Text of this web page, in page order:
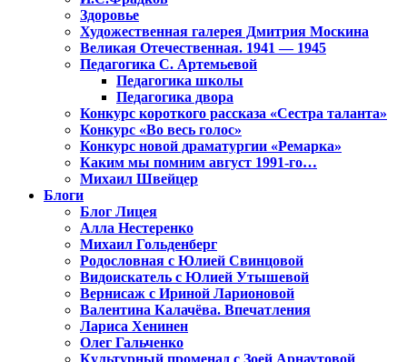
Здоровье
Художественная галерея Дмитрия Москина
Великая Отечественная. 1941 — 1945
Педагогика С. Артемьевой
Педагогика школы
Педагогика двора
Конкурс короткого рассказа «Сестра таланта»
Конкурс «Во весь голос»
Конкурс новой драматургии «Ремарка»
Каким мы помним август 1991-го…
Михаил Швейцер
Блоги
Блог Лицея
Алла Нестеренко
Михаил Гольденберг
Родословная с Юлией Свинцовой
Видоискатель с Юлией Утышевой
Вернисаж с Ириной Ларионовой
Валентина Калачёва. Впечатления
Лариса Хенинен
Олег Гальченко